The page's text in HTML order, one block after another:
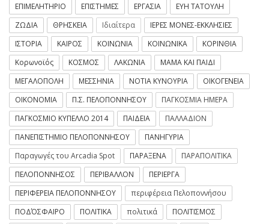
ΕΠΙΜΕΛΗΤΗΡΙΟ
ΕΠΙΣΤΗΜΕΣ ΕΡΓΑΣΙΑ
ΕΥΗ ΤΑΤΟΥΛΗ
ΖΩΔΙΑ
ΘΡΗΣΚΕΙΑ Ιδιαίτερα
ΙΕΡΕΣ ΜΟΝΕΣ-ΕΚΚΛΗΣΙΕΣ
ΙΣΤΟΡΙΑ
ΚΑΙΡΟΣ ΚΟΙΝΩΝΙΑ ΚΟΙΝΩΝΙΚΑ
ΚΟΡΙΝΘΙΑ
Κορωνοϊός
ΚΟΣΜΟΣ ΛΑΚΩΝΙΑ
ΜΑΜΑ ΚΑΙ ΠΑΙΔΙ
ΜΕΓΑΛΟΠΟΛΗ
ΜΕΣΣΗΝΙΑ ΝΟΤΙΑ ΚΥΝΟΥΡΙΑ
ΟΙΚΟΓΕΝΕΙΑ
ΟΙΚΟΝΟΜΙΑ
Π.Σ. ΠΕΛΟΠΟΝΝΗΣΟΥ
ΠΑΓΚΟΣΜΙΑ ΗΜΕΡΑ
ΠΑΓΚΟΣΜΙΟ ΚΥΠΕΛΛΟ 2014
ΠΑΙΔΕΙΑ
ΠΑΛΛΑΔΙΟΝ
ΠΑΝΕΠΙΣΤΗΜΙΟ ΠΕΛΟΠΟΝΝΗΣΟΥ
ΠΑΝΗΓΥΡΙΑ
Παραγωγές του Arcadia Spot
ΠΑΡΑΞΕΝΑ
ΠΑΡΑΠΟΛΙΤΙΚΑ
ΠΕΛΟΠΟΝΝΗΣΟΣ
ΠΕΡΙΒΑΛΛΟΝ
ΠΕΡΙΕΡΓΑ
ΠΕΡΙΦΕΡΕΙΑ ΠΕΛΟΠΟΝΝΗΣΟΥ
περιφέρεια Πελοποννήσου
ΠΟΔΌΣΦΑΙΡΟ
ΠΟΛΙΤΙΚΑ πολιτικά
ΠΟΛΙΤΙΣΜΟΣ